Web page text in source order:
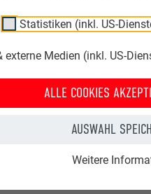
Statistiken (inkl. US-
externe Medien (inkl. US-
ALLE COOKIES
AUSWAHL
Weitere
– DIE